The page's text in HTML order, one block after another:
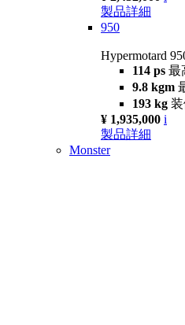
製品詳細
950
Hypermotard
114 ps 最
9.8 kgm
193 kg
¥ 1,935,000 i
製品詳細
Monster